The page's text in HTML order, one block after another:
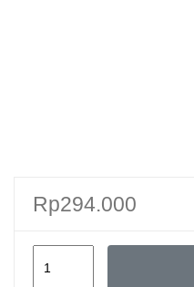
Rp294.000